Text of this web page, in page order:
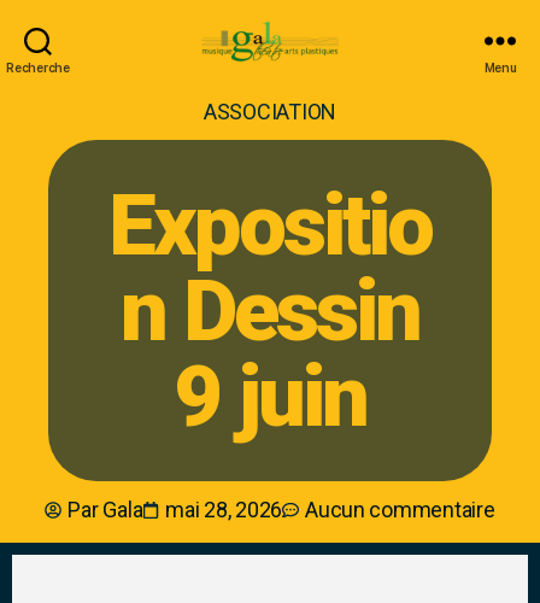
Recherche Menu
ASSOCIATION
Expositio
n Dessin
9 juin
ParGala mai 28, 2026 Aucun commentaire